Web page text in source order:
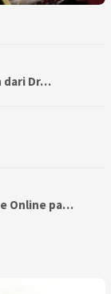
dari Dr…
Online pa…